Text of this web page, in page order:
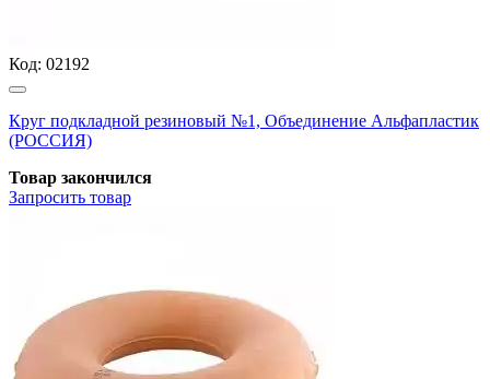
Код: 02192
Круг подкладной резиновый №1, Объединение Альфапластик
(РОССИЯ)
Товар закончился
Запросить товар